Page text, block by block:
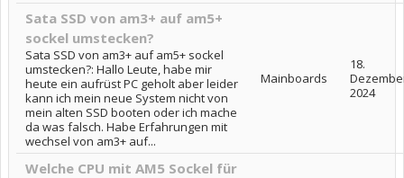
Sata SSD von am3+ auf am5+
sockel umstecken?
Sata SSD von am3+ auf am5+ sockel
umstecken?: Hallo Leute, habe mir
heute ein aufrüst PC geholt aber leider
kann ich mein neue System nicht von
mein alten SSD booten oder ich mache
da was falsch. Habe Erfahrungen mit
wechsel von am3+ auf...
Mainboards
18.
2024
Welche CPU mit AM5 Sockel für